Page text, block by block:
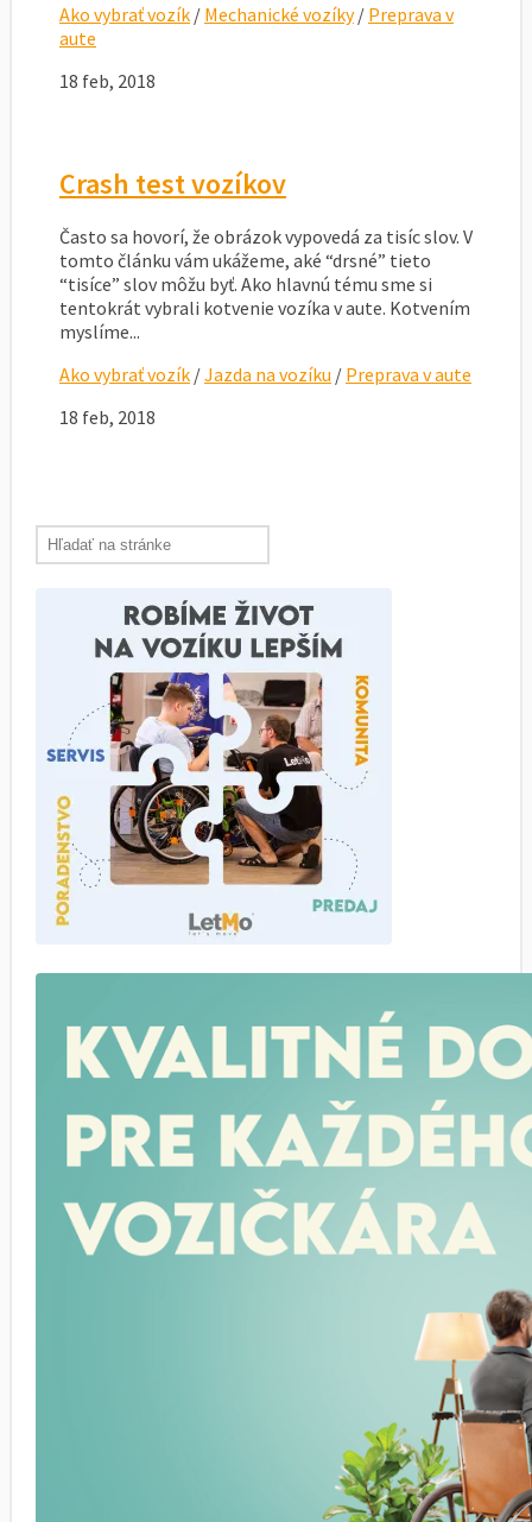
Ako vybrať vozík / Mechanické vozíky/ Preprava v
aute
18 feb, 2018
Crash test vozíkov
Často sa hovorí, že obrázok vypovedá za tisíc slov. V
tomto článku vám ukážeme, aké “drsné” tieto
“tisíce” slov môžu byť. Ako hlavnú tému sme si
tentokrát vybrali kotvenie vozíka v aute. Kotvením
myslíme...
Ako vybrať vozík /Jazda na vozíku / Preprava v aute
18 feb, 2018